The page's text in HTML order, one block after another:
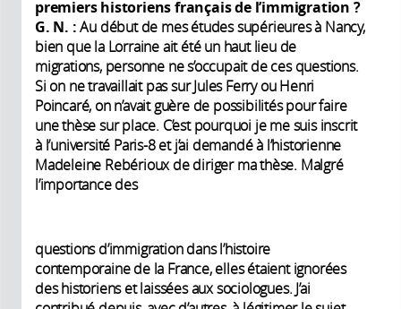
premiers historiens français de l’immigration ?
G. N. :Au début de mes études supérieures à Nancy,
bien que la Lorraine ait été un haut lieu de
migrations, personne ne s’occupait de ces questions.
Si on ne travaillait pas sur Jules Ferry ou Henri
Poincaré, on n’avait guère de possibilités pour faire
une thèse sur place. C’est pourquoi je me suis inscrit
à l’université Paris-8 et j’ai demandé à l’historienne
Madeleine Rebérioux de diriger ma thèse. Malgré
l’importance des
questions d’immigration dans l’histoire
contemporaine de la France, elles étaient ignorées
des historiens et laissées aux sociologues. J’ai